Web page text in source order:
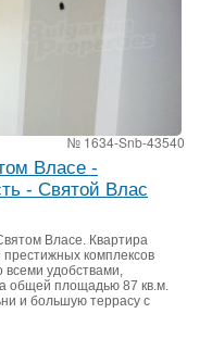
№ 1634-Snb-43540
Власе -
- Святой Влас
Власе. Квартира
престижных комплексов
всеми удобствами,
общей площадью 87 кв.м.
и большую террасу с